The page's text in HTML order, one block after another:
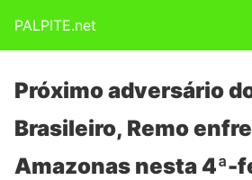
PALPITE.net
Próximo adversário
Brasileiro, Remo
Amazonas nesta 4ª-